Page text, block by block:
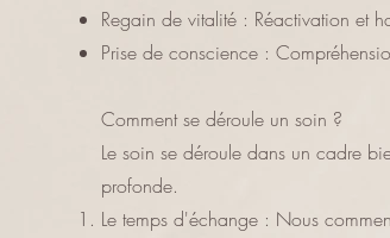
Regain de vitalité : Réactivation et
Prise de conscience :
Comment se déroule un soin ?
Le soin se déroule dans un cadre
profonde.
Le temps d'échange : Nous